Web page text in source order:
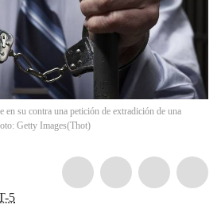
en su contra una petición de extradición de una
Getty Images(Thot)
5